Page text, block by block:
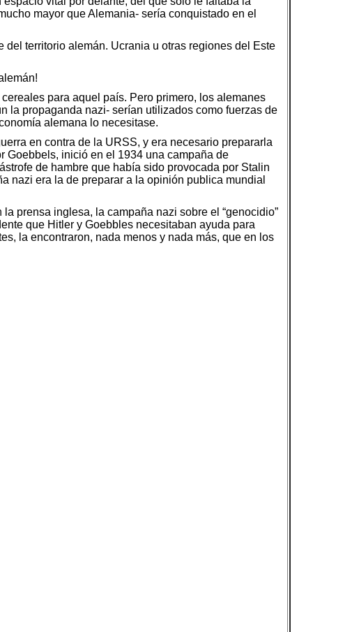
mayor que Alemania- sería conquistado en el
del territorio alemán. Ucrania u otras regiones del Este
para aquel país. Pero primero, los alemanes
la propaganda nazi- serían utilizados como fuerzas de
alemana lo necesitase.
en contra de la URSS, y era necesario prepararla
Goebbels, inició en el 1934 una campaña de
de hambre que había sido provocada por Stalin
nazi era la de preparar a la opinión publica mundial
prensa inglesa, la campaña nazi sobre el “genocidio”
que Hitler y Goebbles necesitaban ayuda para
la encontraron, nada menos y nada más, que en los